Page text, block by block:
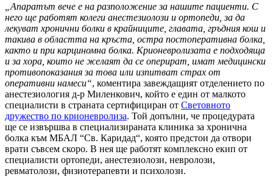
„Апаратът вече е на разположение за нашите пациенти. С
него ще работят колеги анестезиолози и ортопеди, за да
лекуват хронични болки в крайниците, главата, гръдния кош и
такива в областта на кръста, остра постоперативна болка,
както и при карциномна болка. Крионевролизата е подходяща
и за хора, които не желаят да се оперират, имат медицински
противопоказания за това или изпитват страх от
оперативни намеси“, коментира завеждащият отделението по
анестезиология д-р Миленкович, който е един от малкото
специалисти в страната сертифициран от Световното
дружество по крионевролиза. Той допълни, че процедурата
ще се извършва в специализираната клиника за хронична
болка към МБАЛ “Св. Каридад“, която предстои да отвори
врати съвсем скоро. В нея ще работят комплексно екип от
специалисти ортопеди, анестезиолози, невролози,
ревматолози, физиотерапевти и психолози.